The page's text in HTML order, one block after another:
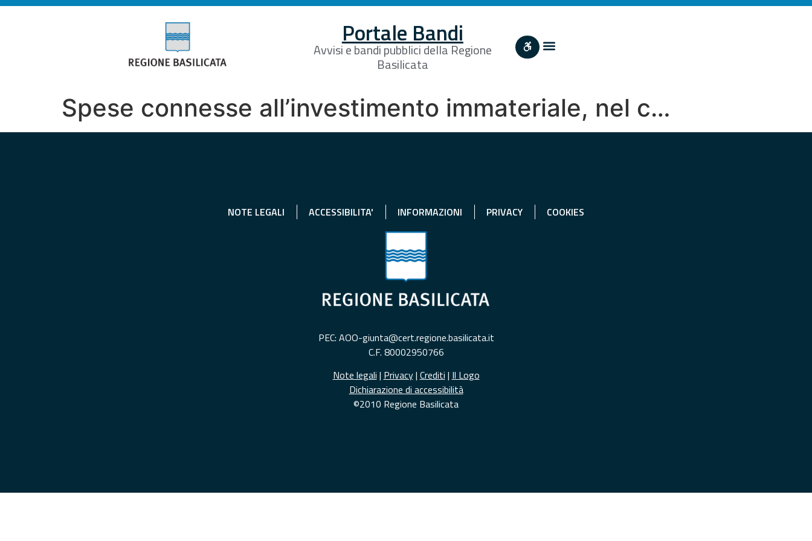
Portale Bandi
Avvisi e bandi pubblici della Regione
Basilicata
Spese connesse all’investimento immateriale, nel c…
NOTE LEGALI ACCESSIBILITA' INFORMAZIONI PRIVACY COOKIES
PEC: AOO-giunta@cert.regione.basilicata.it
C.F. 80002950766
Note legali | Privacy| Crediti | Il Logo
Dichiarazione di accessibilità
©2010 Regione Basilicata